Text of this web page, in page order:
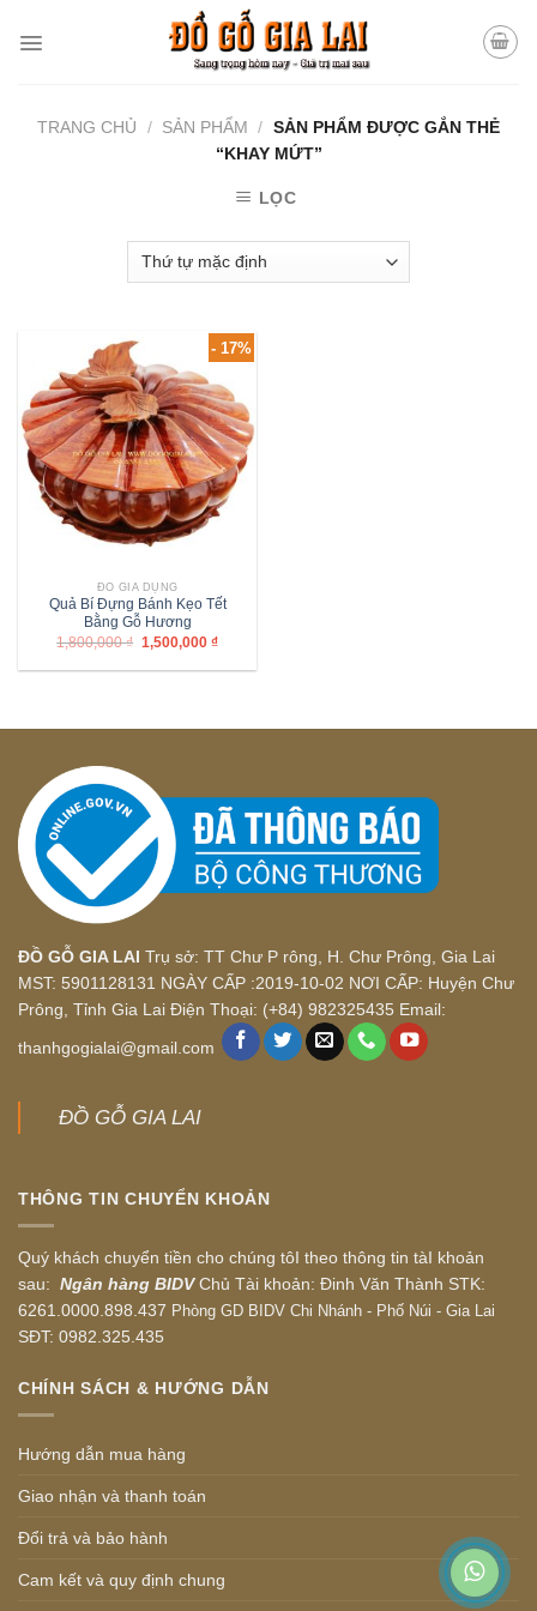
TRANG CHỦ / SẢN PHẨM / SẢN PHẨM ĐƯỢC GẮN THẺ
“KHAY MỨT”
LỌC
- 17%
ĐỒ GIA DỤNG
Quả Bí Đựng Bánh Kẹo Tết
Bằng Gỗ Hương
1,800,000₫ 1,500,000 ₫
ĐỒ GỖ GIA LAI Trụ sở: TT Chư P rông, H. Chư Prông, Gia Lai
MST: 5901128131 NGÀY CẤP :2019-10-02 NƠI CẤP: Huyện Chư
Prông, Tỉnh Gia Lai Điện Thoại: (+84) 982325435 Email:
thanhgogialai@gmail.com
ĐỒ GỖ GIA LAI
THÔNG TIN CHUYỂN KHOẢN
Quý khách chuyển tiền cho chúng tôI theo thông tin tàI khoản
sau: Ngân hàng BIDVChủ Tài khoản: Đinh Văn Thành STK:
6261.0000.898.437 Phòng GD BIDV Chi Nhánh - Phố Núi - Gia Lai
SĐT: 0982.325.435
CHÍNH SÁCH & HƯỚNG DẪN
Hướng dẫn mua hàng
Giao nhận và thanh toán
Đổi trả và bảo hành
Cam kết và quy định chung